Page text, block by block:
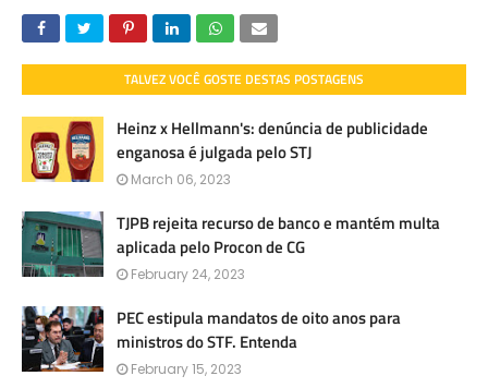
TALVEZ VOCÊ GOSTE DESTAS POSTAGENS
Heinz x Hellmann's: denúncia de publicidade
enganosa é julgada pelo STJ
March 06, 2023
TJPB rejeita recurso de banco e mantém multa
aplicada pelo Procon de CG
February 24, 2023
PEC estipula mandatos de oito anos para
ministros do STF. Entenda
February 15, 2023